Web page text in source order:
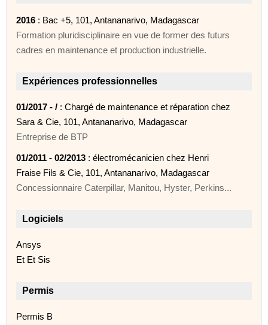
2016 : Bac +5, 101, Antananarivo, Madagascar
Formation pluridisciplinaire en vue de former des futurs
cadres en maintenance et production industrielle.
Expériences professionnelles
01/2017 - / : Chargé de maintenance et réparation chez
Sara & Cie, 101, Antananarivo, Madagascar
Entreprise de BTP
01/2011 - 02/2013 : électromécanicien chez Henri
Fraise Fils & Cie, 101, Antananarivo, Madagascar
Concessionnaire Caterpillar, Manitou, Hyster, Perkins...
Logiciels
Ansys
Et Et Sis
Permis
Permis B